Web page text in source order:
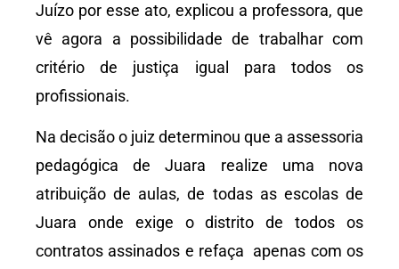
Juízo por esse ato, explicou a professora, que
vê agora a possibilidade de trabalhar com
critério de justiça igual para todos os
profissionais.
Na decisão o juiz determinou que a assessoria
pedagógica de Juara realize uma nova
atribuição de aulas, de todas as escolas de
Juara onde exige o distrito de todos os
contratos assinados e refaça apenas com os